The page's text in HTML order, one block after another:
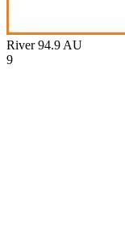
River 94.9 AU
9